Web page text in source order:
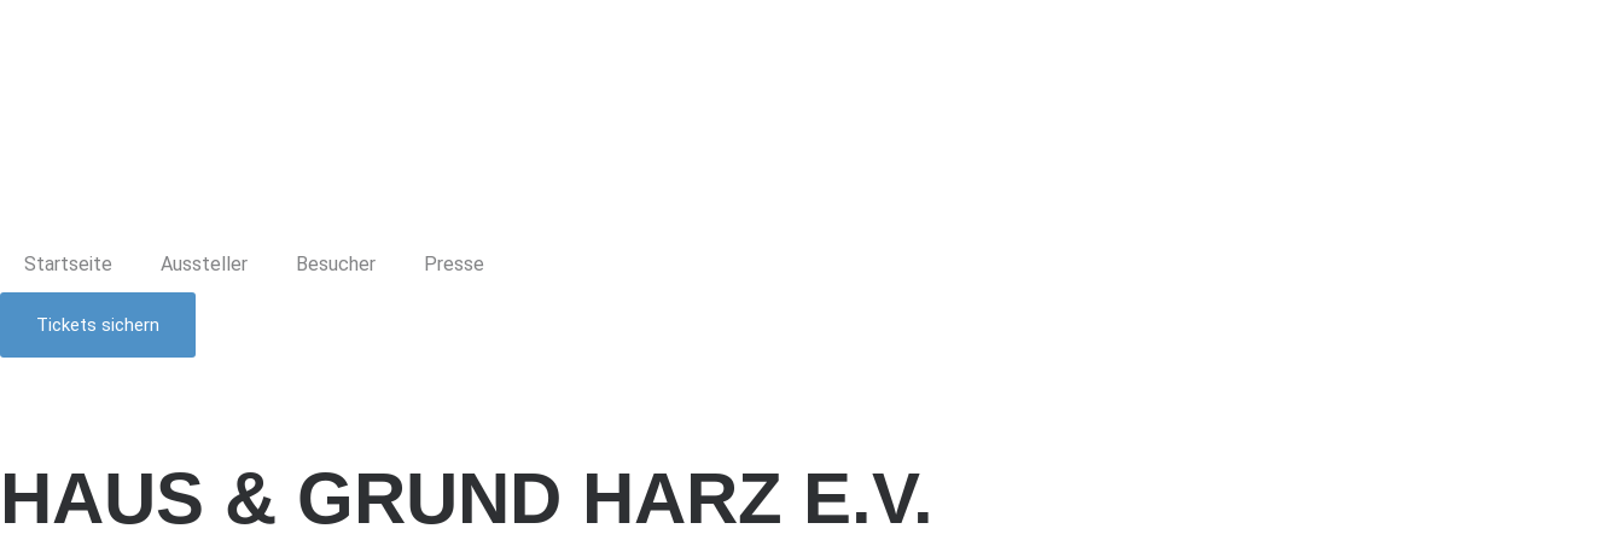
Startseite Aussteller Besucher Presse
Tickets sichern
HAUS & GRUND HARZ E.V.